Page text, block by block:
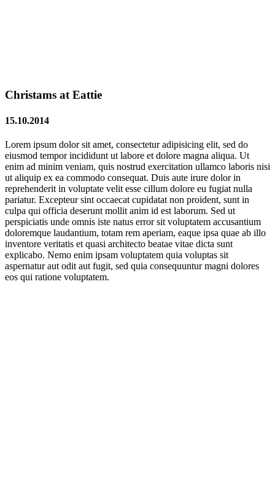
Christams at Eattie
15.10.2014
Lorem ipsum dolor sit amet, consectetur adipisicing elit, sed do
eiusmod tempor incididunt ut labore et dolore magna aliqua. Ut
enim ad minim veniam, quis nostrud exercitation ullamco laboris nisi
ut aliquip ex ea commodo consequat. Duis aute irure dolor in
reprehenderit in voluptate velit esse cillum dolore eu fugiat nulla
pariatur. Excepteur sint occaecat cupidatat non proident, sunt in
culpa qui officia deserunt mollit anim id est laborum. Sed ut
perspiciatis unde omnis iste natus error sit voluptatem accusantium
doloremque laudantium, totam rem aperiam, eaque ipsa quae ab illo
inventore veritatis et quasi architecto beatae vitae dicta sunt
explicabo. Nemo enim ipsam voluptatem quia voluptas sit
aspernatur aut odit aut fugit, sed quia consequuntur magni dolores
eos qui ratione voluptatem.